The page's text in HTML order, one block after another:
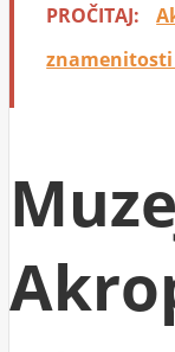
PROČITAJ: